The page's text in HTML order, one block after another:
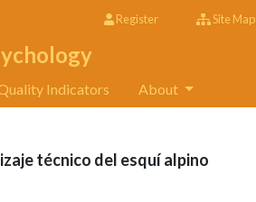
Register Site Map
Indicators About
técnico del esquí alpino